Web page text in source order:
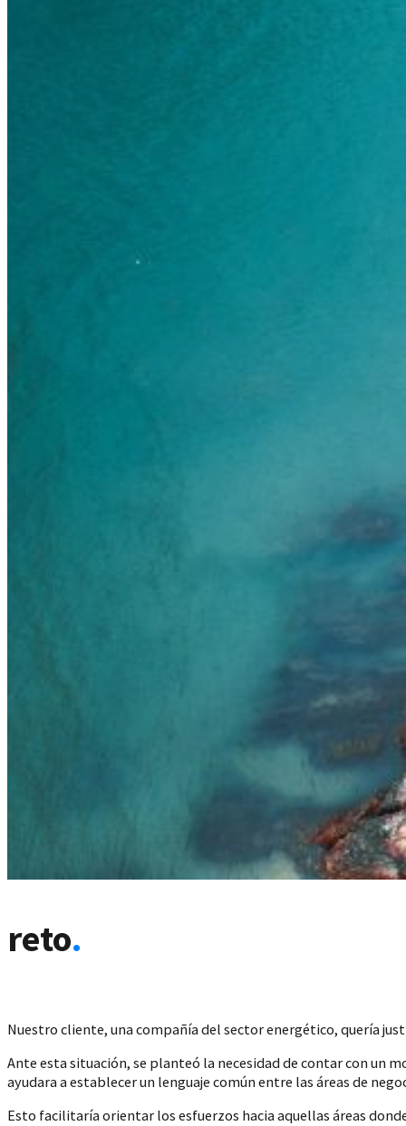
reto.
Nuestro cliente, una compañía del sector energético, quería
Ante esta situación, se planteó la necesidad de contar con un
ayudara a establecer un lenguaje común entre las áreas de
Esto facilitaría orientar los esfuerzos hacia aquellas áreas